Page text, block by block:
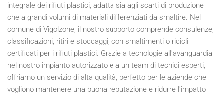
integrale dei rifiuti plastici, adatta sia agli scarti di produzione
che a grandi volumi di materiali differenziati da smaltire. Nel
comune di Vigolzone, il nostro supporto comprende consulenze,
classificazioni, ritiri e stoccaggi, con smaltimenti o ricicli
certificati per i rifiuti plastici. Grazie a tecnologie all'avanguardia
nel nostro impianto autorizzato e a un team di tecnici esperti,
offriamo un servizio di alta qualità, perfetto per le aziende che
vogliono mantenere una buona reputazione e ridurre l'impatto